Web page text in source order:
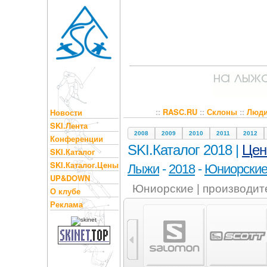
Новости
SKI.Лента
Конференции
SKI.Каталог
SKI.Каталог.Цены
UP&DOWN
О клубе
Реклама
:: RASC.RU:: Склоны::
2008 2009 2010 2011 2012
SKI.Каталог 2018 |
Лыжи - 2018- Юниорские
Юниорские |